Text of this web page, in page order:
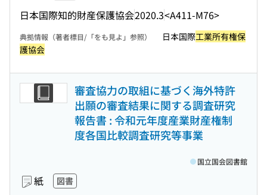
日本国際知的財産保護協会2020.3<A411-M76>
典拠情報（著者標目/「をも見よ」参照） 日本国際工業所有権保
護協会
審査協力の取組に基づく海外特許
出願の審査結果に関する調査研究
報告書 : 令和元年度産業財産権制
度各国比較調査研究等事業
紙 図書
国立国会図書館